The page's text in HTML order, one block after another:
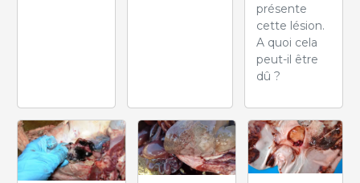
présente
cette lésion.
A quoi cela
peut-il être
dû ?